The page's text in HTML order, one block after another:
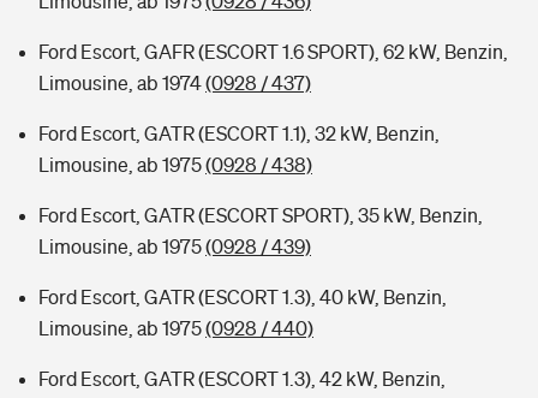
Ford Escort, GAFR (ESCORT 1.6 SPORT), 62 kW, Benzin,
Limousine, ab 1974(0928 / 437)
Ford Escort, GATR (ESCORT 1.1), 32 kW, Benzin,
Limousine, ab 1975(0928 / 438)
Ford Escort, GATR (ESCORT SPORT), 35 kW, Benzin,
Limousine, ab 1975(0928 / 439)
Ford Escort, GATR (ESCORT 1.3), 40 kW, Benzin,
Limousine, ab 1975(0928 / 440)
Ford Escort, GATR (ESCORT 1.3), 42 kW, Benzin,